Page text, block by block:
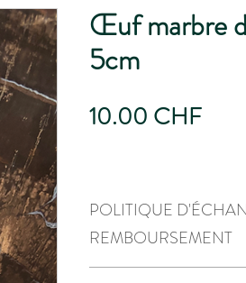
Œuf marbre
5cm
10.00 CHFPrix
POLITIQUE
REMBOURSEMENT